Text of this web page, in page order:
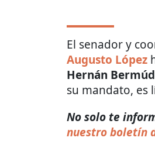
El senador y
Augusto López
Hernán
su mandato, es
No solo te
nuestro boletín